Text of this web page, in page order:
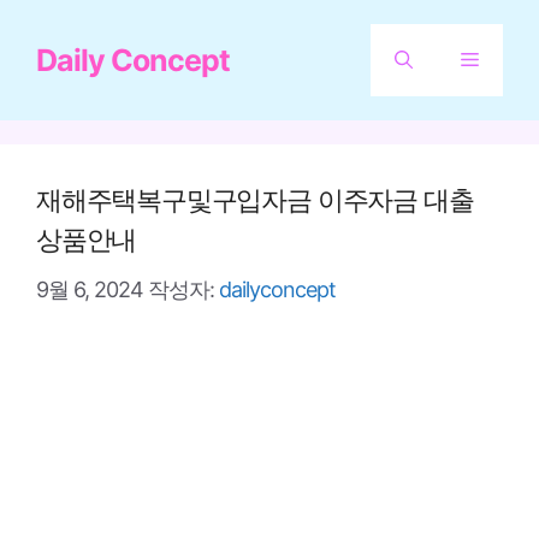
Daily Concept 메
재해주택복구및구입자금 이주자금 대출
상품안내
9월 6, 2024 작성자: dailyconcept